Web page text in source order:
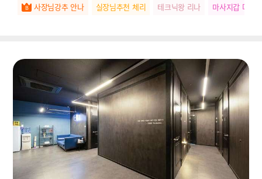
사장님강추 안나 실장님추천 체리 테크닉왕 리나 마사지갑 다정